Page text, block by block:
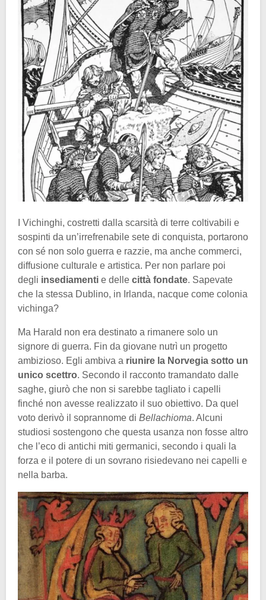
I Vichinghi, costretti dalla scarsità di terre coltivabili e
sospinti da un’irrefrenabile sete di conquista, portarono
con sé non solo guerra e razzie, ma anche commerci,
diffusione culturale e artistica. Per non parlare poi
degli insediamenti e delle città fondate. Sapevate
che la stessa Dublino, in Irlanda, nacque come colonia
vichinga?
Ma Harald non era destinato a rimanere solo un
signore di guerra. Fin da giovane nutrì un progetto
ambizioso. Egli ambiva a riunire la Norvegia sotto un
unico scettro. Secondo il racconto tramandato dalle
saghe, giurò che non si sarebbe tagliato i capelli
finché non avesse realizzato il suo obiettivo. Da quel
voto derivò il soprannome di Bellachioma. Alcuni
studiosi sostengono che questa usanza non fosse altro
che l’eco di antichi miti germanici, secondo i quali la
forza e il potere di un sovrano risiedevano nei capelli e
nella barba.